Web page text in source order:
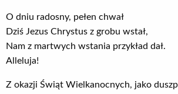
O dniu radosny, pełen chwał
Dziś Jezus Chrystus z grobu wstał,
Nam z martwych wstania przykład dał.
Alleluja!
Z okazji Świąt Wielkanocnych, jako